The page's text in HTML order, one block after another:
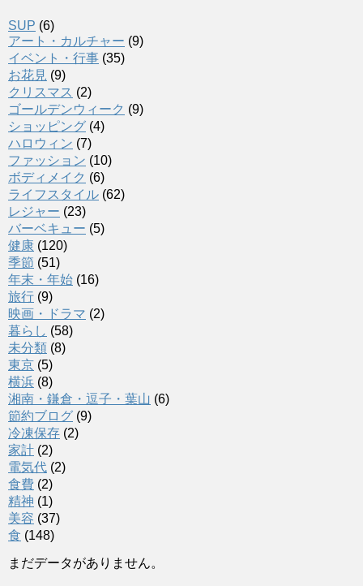
SUP (6)
アート・カルチャー (9)
イベント・行事 (35)
お花見 (9)
クリスマス (2)
ゴールデンウィーク (9)
ショッピング (4)
ハロウィン (7)
ファッション (10)
ボディメイク (6)
ライフスタイル (62)
レジャー (23)
バーベキュー (5)
健康 (120)
季節 (51)
年末・年始 (16)
旅行 (9)
映画・ドラマ (2)
暮らし (58)
未分類 (8)
東京 (5)
横浜 (8)
湘南・鎌倉・逗子・葉山 (6)
節約ブログ (9)
冷凍保存 (2)
家計 (2)
電気代 (2)
食費 (2)
精神 (1)
美容 (37)
食 (148)
まだデータがありません。